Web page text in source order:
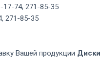
17-74, 271-85-35
271-85-35
Вашей продукции